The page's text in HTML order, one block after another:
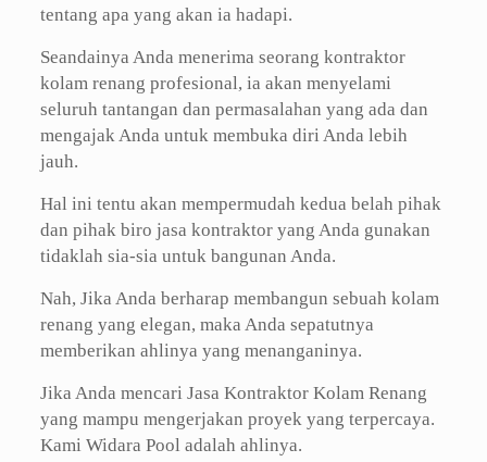
tentang apa yang akan ia hadapi.
Seandainya Anda menerima seorang kontraktor
kolam renang profesional, ia akan menyelami
seluruh tantangan dan permasalahan yang ada dan
mengajak Anda untuk membuka diri Anda lebih
jauh.
Hal ini tentu akan mempermudah kedua belah pihak
dan pihak biro jasa kontraktor yang Anda gunakan
tidaklah sia-sia untuk bangunan Anda.
Nah, Jika Anda berharap membangun sebuah kolam
renang yang elegan, maka Anda sepatutnya
memberikan ahlinya yang menanganinya.
Jika Anda mencari Jasa Kontraktor Kolam Renang
yang mampu mengerjakan proyek yang terpercaya.
Kami Widara Pool adalah ahlinya.